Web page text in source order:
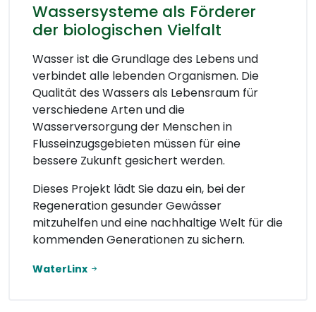
Wassersysteme als Förderer
der biologischen Vielfalt
Wasser ist die Grundlage des Lebens und
verbindet alle lebenden Organismen. Die
Qualität des Wassers als Lebensraum für
verschiedene Arten und die
Wasserversorgung der Menschen in
Flusseinzugsgebieten müssen für eine
bessere Zukunft gesichert werden.
Dieses Projekt lädt Sie dazu ein, bei der
Regeneration gesunder Gewässer
mitzuhelfen und eine nachhaltige Welt für die
kommenden Generationen zu sichern.
WaterLinx